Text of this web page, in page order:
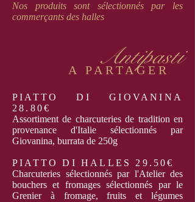
Nos produits sont sélectionnés par les
commerçants des halles
Antipasti
A PARTAGER
PIATTO DI GIOVANINA
28.80€
Assortiment de charcuteries de tradition en
provenance d'Italie sélectionnés par
Giovanina, burrata de 250g
PIATTO DI HALLES 29.50€
Charcuteries sélectionnés par l'Atelier des
bouchers et fromages sélectionnés par le
Grenier à fromage, fruits et légumes